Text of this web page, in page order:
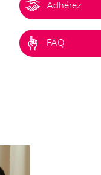
Adhérez
FAQ